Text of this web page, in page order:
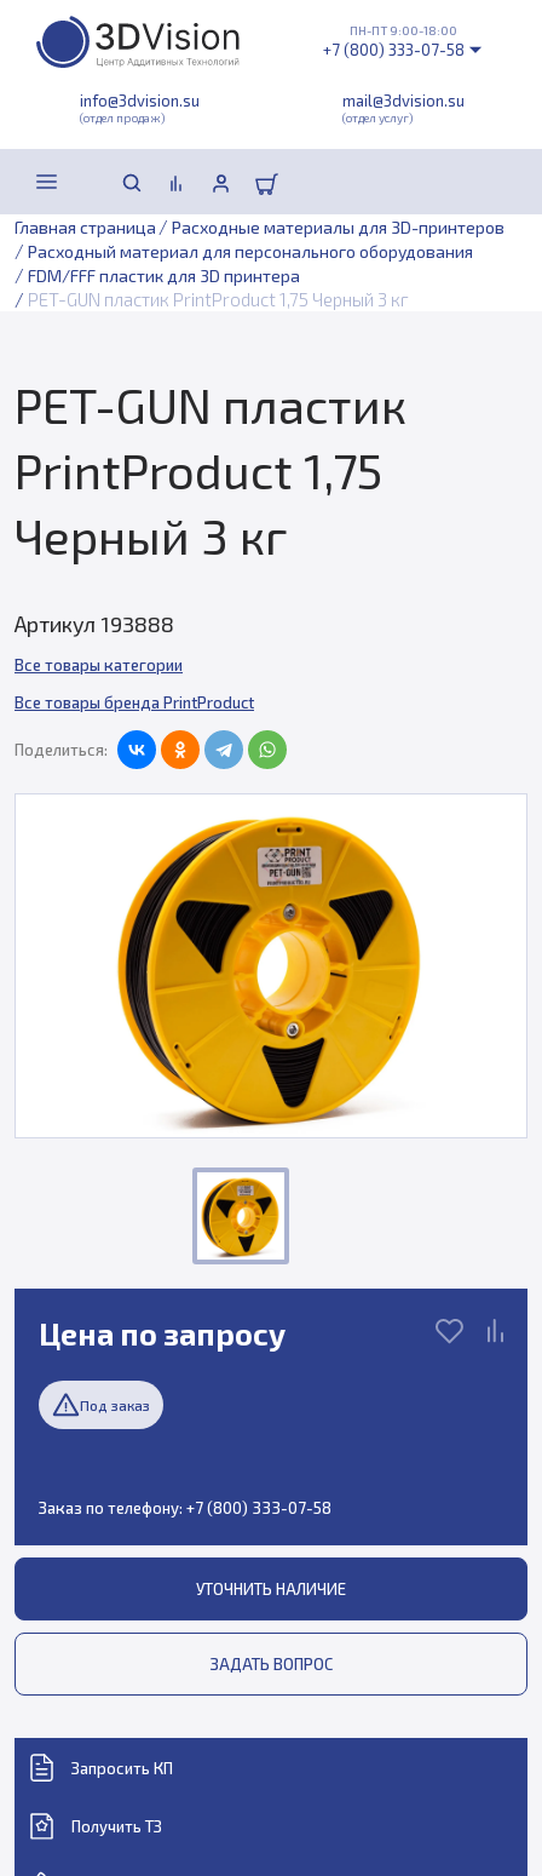
info@3dvision.su
(отдел продаж)
mail@3dvision.su
(отдел услуг)
ПН-ПТ 9:00-18:00
+7 (800) 333-07-58
Главная страница / Расходные материалы для 3D-принтеров
/ Расходный материал для персонального оборудования
/ FDM/FFF пластик для 3D принтера
/ PET-GUN пластик PrintProduct 1,75 Черный 3 кг
PET-GUN пластик
PrintProduct 1,75
Черный 3 кг
Артикул 193888
Все товары категории
Все товары бренда PrintProduct
Поделиться:
Цена по запросу
Под заказ
Заказ по телефону: +7 (800) 333-07-58
УТОЧНИТЬ НАЛИЧИЕ
ЗАДАТЬ ВОПРОС
Запросить КП
Получить ТЗ